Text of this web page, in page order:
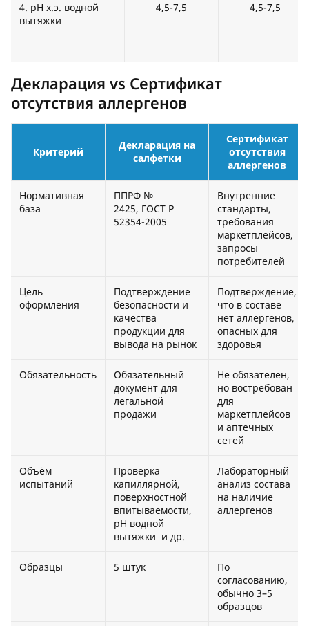
4. рН х.э. водной
вытяжки
4,5-7,5 4,5-7,5
Декларация vs Сертификат
отсутствия аллергенов
Критерий
Декларация на
салфетки
Сертификат
отсутствия
аллергенов
Нормативная
база
ППРФ №
2425, ГОСТ Р
52354-2005
Внутренние
стандарты,
требования
маркетплейсов,
запросы
потребителей
Цель
оформления
Подтверждение
безопасности и
качества
продукции для
вывода на рынок
Подтверждение,
что в составе
нет аллергенов,
опасных для
здоровья
Обязательность
Обязательный
документ для
легальной
продажи
Не обязателен,
но востребован
для
маркетплейсов
и аптечных
сетей
Объём
испытаний
Проверка
капиллярной,
поверхностной
впитываемости,
рН водной
вытяжки и др.
Лабораторный
анализ состава
на наличие
аллергенов
Образцы 5 штук
По
согласованию,
обычно 3–5
образцов